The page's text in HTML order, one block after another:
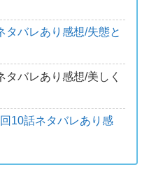
タバレあり感想/失態と
タバレあり感想/美しく
10話ネタバレあり感